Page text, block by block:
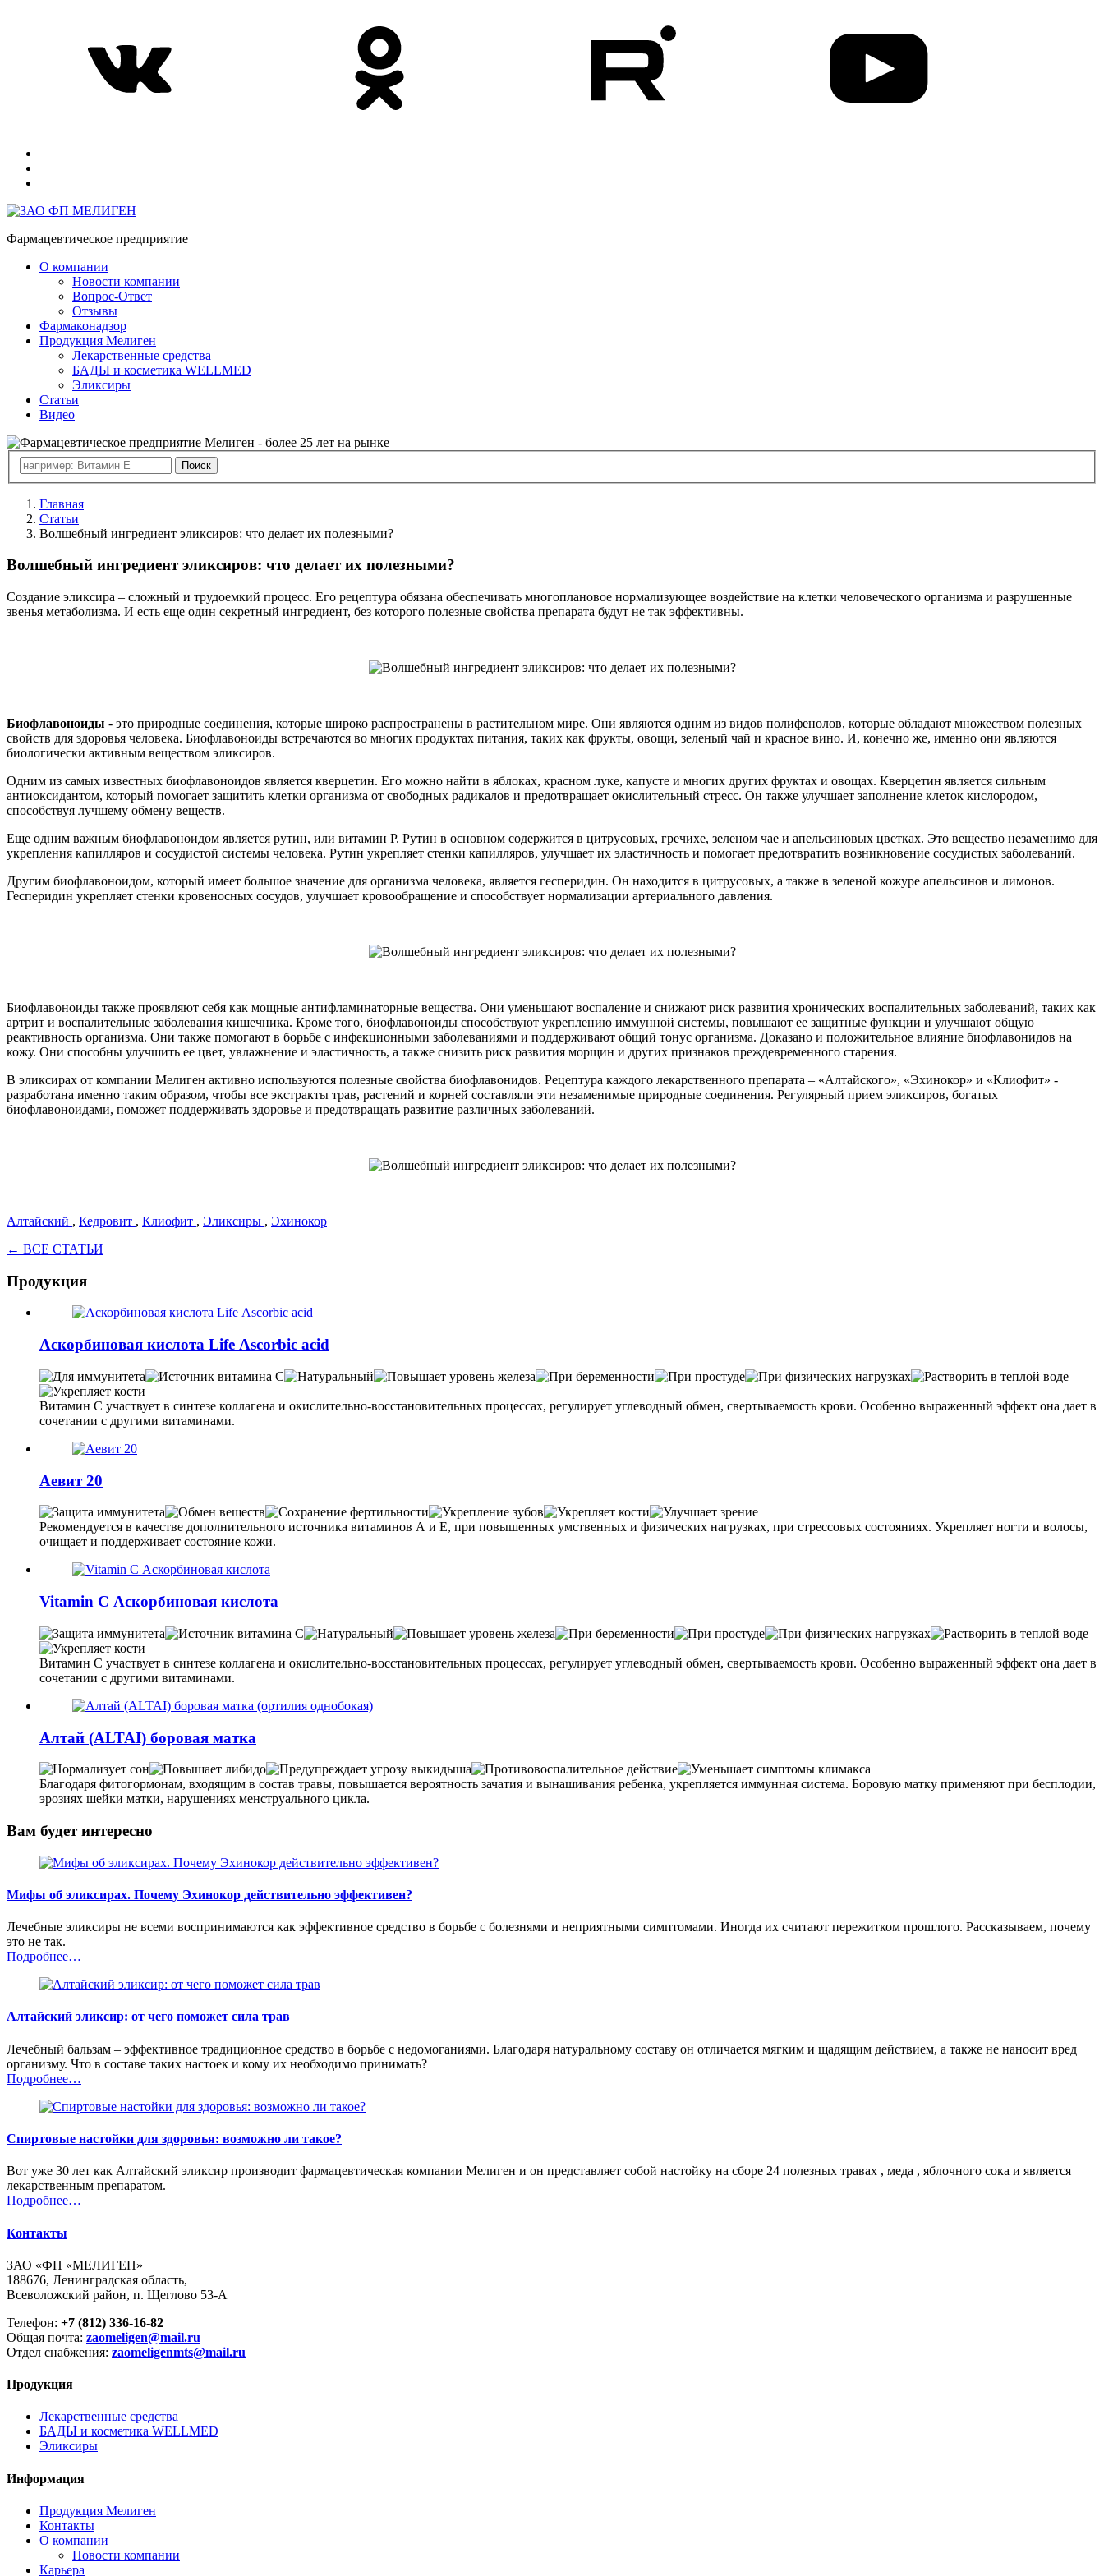
Фармацевтическое предприятие
О компании
Новости компании
Вопрос-Ответ
Отзывы
Фармаконадзор
Продукция Мелиген
Лекарственные средства
БАДЫ и косметика WELLMED
Эликсиры
Статьи
Видео
Главная
Статьи
Волшебный ингредиент эликсиров: что делает их полезными?
Волшебный ингредиент эликсиров: что делает их полезными?
Создание эликсира – сложный и трудоемкий процесс. Его рецептура обязана обеспечивать многоплановое нормализующее воздействие на клетки человеческого организма и разрушенные
звенья метаболизма. И есть еще один секретный ингредиент, без которого полезные свойства препарата будут не так эффективны.
Биофлавоноиды - это природные соединения, которые широко распространены в растительном мире. Они являются одним из видов полифенолов, которые обладают множеством полезных
свойств для здоровья человека. Биофлавоноиды встречаются во многих продуктах питания, таких как фрукты, овощи, зеленый чай и красное вино. И, конечно же, именно они являются
биологически активным веществом эликсиров.
Одним из самых известных биофлавоноидов является кверцетин. Его можно найти в яблоках, красном луке, капусте и многих других фруктах и овощах. Кверцетин является сильным
антиоксидантом, который помогает защитить клетки организма от свободных радикалов и предотвращает окислительный стресс. Он также улучшает заполнение клеток кислородом,
способствуя лучшему обмену веществ.
Еще одним важным биофлавоноидом является рутин, или витамин Р. Рутин в основном содержится в цитрусовых, гречихе, зеленом чае и апельсиновых цветках. Это вещество незаменимо для
укрепления капилляров и сосудистой системы человека. Рутин укрепляет стенки капилляров, улучшает их эластичность и помогает предотвратить возникновение сосудистых заболеваний.
Другим биофлавоноидом, который имеет большое значение для организма человека, является гесперидин. Он находится в цитрусовых, а также в зеленой кожуре апельсинов и лимонов.
Гесперидин укрепляет стенки кровеносных сосудов, улучшает кровообращение и способствует нормализации артериального давления.
Биофлавоноиды также проявляют себя как мощные антифламинаторные вещества. Они уменьшают воспаление и снижают риск развития хронических воспалительных заболеваний, таких как
артрит и воспалительные заболевания кишечника. Кроме того, биофлавоноиды способствуют укреплению иммунной системы, повышают ее защитные функции и улучшают общую
реактивность организма. Они также помогают в борьбе с инфекционными заболеваниями и поддерживают общий тонус организма. Доказано и положительное влияние биофлавонидов на
кожу. Они способны улучшить ее цвет, увлажнение и эластичность, а также снизить риск развития морщин и других признаков преждевременного старения.
В эликсирах от компании Мелиген активно используются полезные свойства биофлавонидов. Рецептура каждого лекарственного препарата – «Алтайского», «Эхинокор» и «Клиофит» -
разработана именно таким образом, чтобы все экстракты трав, растений и корней составляли эти незаменимые природные соединения. Регулярный прием эликсиров, богатых
биофлавоноидами, поможет поддерживать здоровье и предотвращать развитие различных заболеваний.
Алтайский , Кедровит , Клиофит , Эликсиры , Эхинокор
← ВСЕ СТАТЬИ
Продукция
Аскорбиновая кислота Life Аsсorbiс acid
Витамин С участвует в синтезе коллагена и окислительно-восстановительных процессах, регулирует углеводный обмен, свертываемость крови. Особенно выраженный эффект она дает в
сочетании с другими витаминами.
Аевит 20
Рекомендуется в качестве дополнительного источника витаминов А и Е, при повышенных умственных и физических нагрузках, при стрессовых состояниях. Укрепляет ногти и волосы,
очищает и поддерживает состояние кожи.
Vitamin C Аскорбиновая кислота
Витамин С участвует в синтезе коллагена и окислительно-восстановительных процессах, регулирует углеводный обмен, свертываемость крови. Особенно выраженный эффект она дает в
сочетании с другими витаминами.
Алтай (ALTAI) боровая матка
Благодаря фитогормонам, входящим в состав травы, повышается вероятность зачатия и вынашивания ребенка, укрепляется иммунная система. Боровую матку применяют при бесплодии,
эрозиях шейки матки, нарушениях менструального цикла.
Вам будет интересно
Мифы об эликсирах. Почему Эхинокор действительно эффективен?
Лечебные эликсиры не всеми воспринимаются как эффективное средство в борьбе с болезнями и неприятными симптомами. Иногда их считают пережитком прошлого. Рассказываем, почему
это не так.
Подробнее…
Алтайский эликсир: от чего поможет сила трав
Лечебный бальзам – эффективное традиционное средство в борьбе с недомоганиями. Благодаря натуральному составу он отличается мягким и щадящим действием, а также не наносит вред
организму. Что в составе таких настоек и кому их необходимо принимать?
Подробнее…
Спиртовые настойки для здоровья: возможно ли такое?
Вот уже 30 лет как Алтайский эликсир производит фармацевтическая компании Мелиген и он представляет собой настойку на сборе 24 полезных травах , меда , яблочного сока и является
лекарственным препаратом.
Подробнее…
Контакты
ЗАО «ФП «МЕЛИГЕН»
188676, Ленинградская область,
Всеволожский район, п. Щеглово 53-А
Телефон: +7 (812) 336-16-82
Общая почта: zaomeligen@mail.ru
Отдел снабжения: zaomeligenmts@mail.ru
Продукция
Лекарственные средства
БАДЫ и косметика WELLMED
Эликсиры
Информация
Продукция Мелиген
Контакты
О компании
Новости компании
Карьера